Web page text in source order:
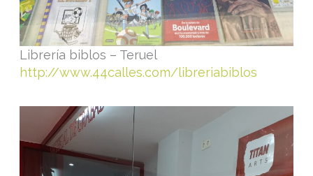
Librería biblos – Teruel
http://www.44calles.com/libreriabiblos